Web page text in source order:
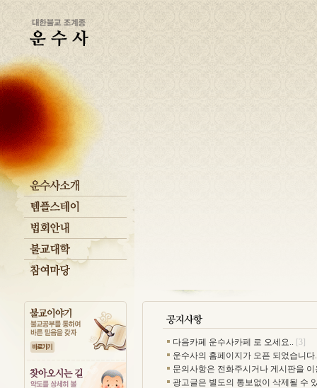
다음카페 운수사카페 로 오세요.. [3]
운수사의 홈페이지가 오픈 되었습니다.
문의사항은 전화주시거나 게시판을 이
광고글은 별도의 통보없이 삭제될 수